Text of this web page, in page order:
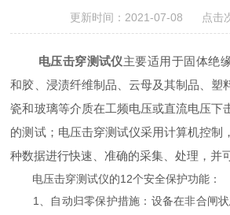
更新时间：2021-07-08 点击
电压击穿测试仪主要适用于固体绝
和胶、浸渍纤维制品、云母及其制品、塑
瓷和玻璃等介质在工频电压或直流电压下
的测试；电压击穿测试仪采用计算机控制
种数据进行快速、准确的采集、处理，并
电压击穿测试仪的12个安全保护功能：
1、自动归零保护措施：设备在非合闸状